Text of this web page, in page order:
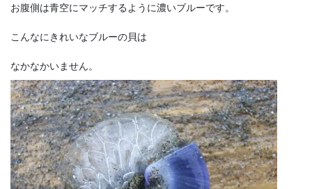
お腹側は青空にマッチするように濃いブルーです。
こんなにきれいなブルーの貝は
なかなかいません。